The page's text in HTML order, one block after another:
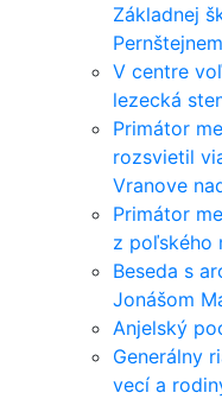
Základnej
Pernštejnem
V centre
lezecká
Primátor
rozsvietil
Vranove
Primátor
z poľského
Beseda s
Jonášom
Anjelský
Generálny
vecí a